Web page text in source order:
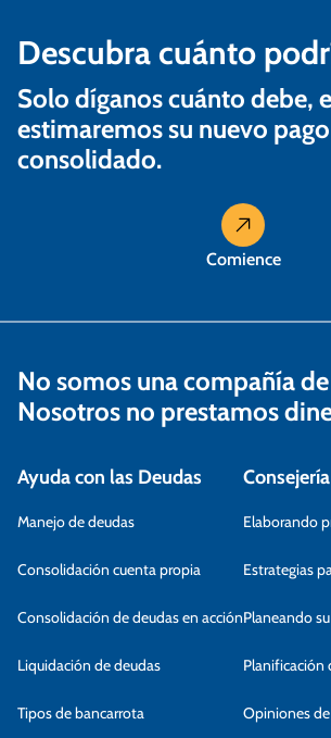
r
a
d
a
Descubra cuánto
Solo díganos cuánto debe,
estimaremos su nuevo
consolidado.
Comience
No somos una compañía
Nosotros no prestamos
Ayuda con las Deudas
Manejo de deudas
Consolidación cuenta propia
Consolidación de deudas en acción
Liquidación de deudas
Tipos de bancarrota
Elaborando
Estrategias
Planeando
Planificación
Opiniones